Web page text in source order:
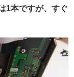
1本ですが、すぐ